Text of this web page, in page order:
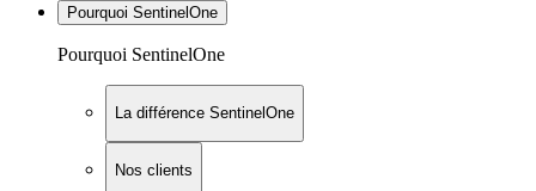
Pourquoi SentinelOne
Pourquoi SentinelOne
La différence SentinelOne
Nos clients